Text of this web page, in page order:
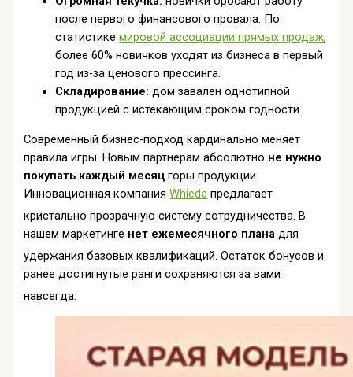
после первого финансового провала. По
статистикемировой ассоциации прямых продаж,
более 60% новичков уходят из бизнеса в первый
год из-за ценового прессинга.
Складирование: дом завален однотипной
продукцией с истекающим сроком годности.
Современный бизнес-подход кардинально меняет
правила игры. Новым партнерам абсолютно не нужно
покупать каждый месяц горы продукции.
Инновационная компанияWhieda предлагает
кристально прозрачную систему сотрудничества. В
нашем маркетинге нет ежемесячного плана для
удержания базовых квалификаций. Остаток бонусов и
ранее достигнутые ранги сохраняются за вами
навсегда